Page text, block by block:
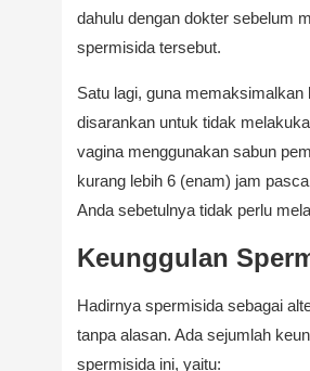
dahulu dengan dokter sebelum
spermisida tersebut.
Satu lagi, guna
disarankan untuk tidak
vagina menggunakan sabun
kurang lebih 6 (enam) jam
Anda sebetulnya tidak perlu
Keunggulan
Hadirnya spermisida sebagai
tanpa alasan. Ada sejumlah
spermisida ini, yaitu: